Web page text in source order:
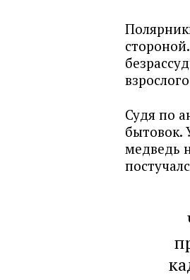
Судя по
бытовок.
медведь